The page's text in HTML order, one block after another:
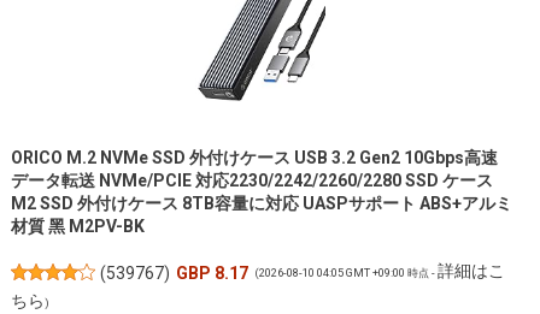
ORICO M.2 NVMe SSD 外付けケース USB 3.2 Gen2 10Gbps高速
データ転送 NVMe/PCIE 対応2230/2242/2260/2280 SSD ケース
M2 SSD 外付けケース 8TB容量に対応 UASPサポート ABS+アルミ
材質 黑 M2PV-BK
(539767) GBP 8.17 (2026-08-10 04:05 GMT +09:00 時点 -詳細はこ
ちら)